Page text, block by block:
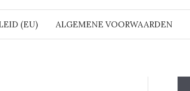
(EU) ALGEMENE VOORWAARDEN